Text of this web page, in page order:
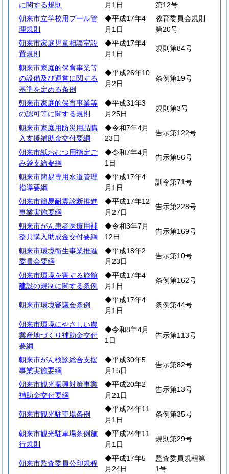
に関する規則
月1日
第12号
朝来市立学校用プール管
理規則
◆平成17年4
月1日
教育委員会規則
第20号
朝来市家庭児童相談室設
置規則
◆平成17年4
月1日
規則第84号
朝来市家庭的保育事業等
の設備及び運営に関する
基準を定める条例
◆平成26年10
月2日
条例第19号
朝来市家庭的保育事業等
の認可等に関する規則
◆平成31年3
月25日
規則第3号
朝来市家庭用防災用品購
入支援補助金交付要綱
◆令和7年4月
23日
告示第122号
朝来市紙おむつ用指定ご
み袋支給要綱
◆令和7年4月
1日
告示第56号
朝来市簡易専用水道管理
指導要綱
◆平成17年4
月1日
訓令第71号
朝来市簡易耐震診断推進
事業実施要綱
◆平成17年12
月27日
告示第228号
朝来市がん患者医療用補
整具購入助成金交付要綱
◆令和3年7月
12日
告示第169号
朝来市環境衛生事業推進
委員会要綱
◆平成18年2
月23日
告示第10号
朝来市環境を害する旅館
建設の規制に関する条例
◆平成17年4
月1日
条例第162号
朝来市環境審議会条例
◆平成17年4
月1日
条例第44号
朝来市環境にやさしい農
業産地づくり補助金交付
要綱
◆令和8年4月
1日
告示第113号
朝来市がん検診総合支援
事業実施要綱
◆平成30年5
月15日
告示第82号
朝来市観光振興対策事業
補助金交付要綱
◆平成20年2
月21日
告示第13号
朝来市観光駐車場条例
◆平成24年11
月1日
条例第35号
朝来市観光駐車場条例施
行規則
◆平成24年11
月1日
規則第29号
朝来市監査委員公印規程
◆平成17年5
月24日
監査委員規程第
1号